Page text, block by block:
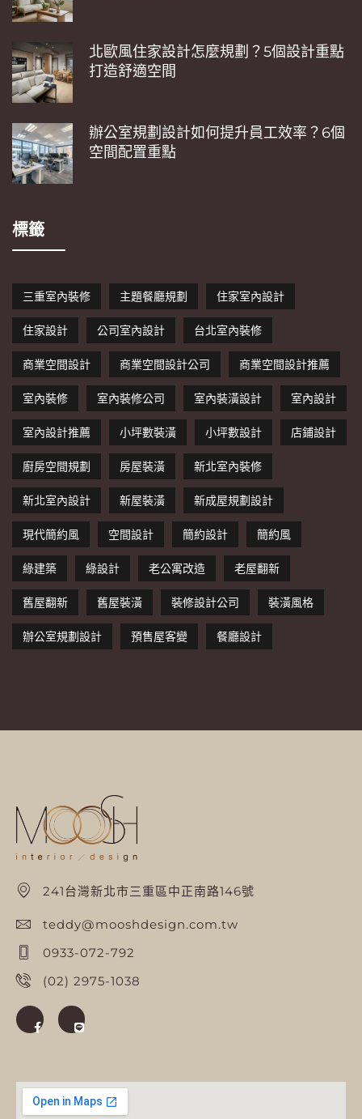
北歐風住家設計怎麼規劃？5個設計重點
打造舒適空間
辦公室規劃設計如何提升員工效率？6個
空間配置重點
標籤
三重室內裝修 主題餐廳規劃
住家室內設計
住家設計
公司室內設計
台北室內裝修
商業空間設計
商業空間設計公司
商業空間設計推薦
室內裝修
室內裝修公司 室內裝潢設計
室內設計
室內設計推薦
小坪數裝潢 小坪數設計
店鋪設計
廚房空間規劃
房屋裝潢
新北室內裝修
新北室內設計
新屋裝潢
新成屋規劃設計
現代簡約風
空間設計 簡約設計
簡約風
綠建築
綠設計 老公寓改造
老屋翻新
舊屋翻新
舊屋裝潢 裝修設計公司
裝潢風格
辦公室規劃設計
預售屋客變 餐廳設計
241台灣新北市三重區中正南路146號
teddy@mooshdesign.com.tw
0933-072-792
(02) 2975-1038